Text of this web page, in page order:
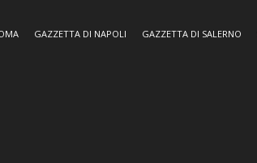
GAZZETTA DI NAPOLI GAZZETTA DI SALERNO